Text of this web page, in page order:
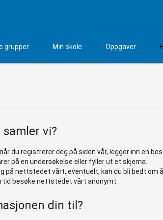
grupper Min skole Oppgaver
vi?
du registrerer deg på siden vår, legger inn en
på en undersøkelse eller fyller ut et skjema.
på nettstedet vårt, eventuelt, kan du bli bedt om
besøke nettstedet vårt anonymt.
din til?